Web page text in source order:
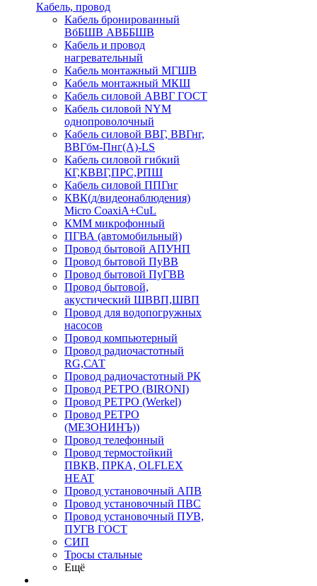
Кабель, провод
Кабель бронированный
ВбБШВ АВББШВ
Кабель и провод
нагревательный
Кабель монтажный МГШВ
Кабель монтажный МКШ
Кабель силовой АВВГ ГОСТ
Кабель силовой NYM
однопроволочный
Кабель силовой ВВГ, ВВГнг,
ВВГбм-Пнг(А)-LS
Кабель силовой гибкий
КГ,КВВГ,ПРС,РПШ
Кабель силовой ППГнг
КВК(д/видеонаблюдения)
Micro CoaxiA+CuL
КММ микрофонный
ПГВА (автомобильный)
Провод бытовой АПУНП
Провод бытовой ПуВВ
Провод бытовой ПуГВВ
Провод бытовой,
акустический ШВВП,ШВП
Провод для водопогружных
насосов
Провод компьютерный
Провод радиочастотный
RG,САТ
Провод радиочастотный РК
Провод РЕТРО (BIRONI)
Провод РЕТРО (Werkel)
Провод РЕТРО
(МЕЗОНИНЪ))
Провод телефонный
Провод термостойкий
ПВКВ, ПРКА, OLFLEX
HEAT
Провод установочный АПВ
Провод установочный ПВС
Провод установочный ПУВ,
ПУГВ ГОСТ
СИП
Тросы стальные
Ещё